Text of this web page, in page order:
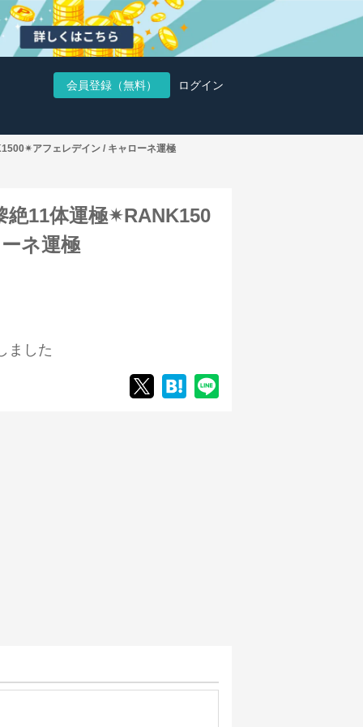
会員登録（無料） ログイン
アフェレデイン / キャローネ運極
11体運極✴︎RANK150
ネ運極
ました